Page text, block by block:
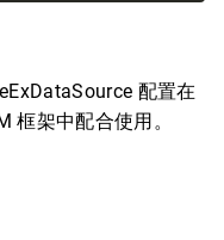
配置在
框架中配合使用。